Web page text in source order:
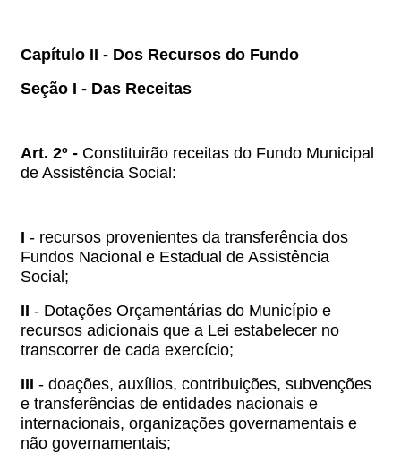
Capítulo II - Dos Recursos do Fundo
Seção I - Das Receitas
Art. 2º - Constituirão receitas do Fundo Municipal
de Assistência Social:
I - recursos provenientes da transferência dos
Fundos Nacional e Estadual de Assistência
Social;
II - Dotações Orçamentárias do Município e
recursos adicionais que a Lei estabelecer no
transcorrer de cada exercício;
III - doações, auxílios, contribuições, subvenções
e transferências de entidades nacionais e
internacionais, organizações governamentais e
não governamentais;